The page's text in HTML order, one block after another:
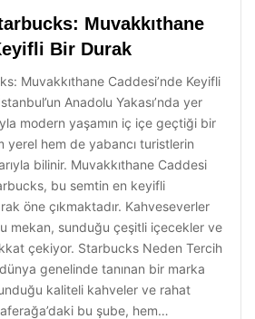
Muvakkıthane
Bir Durak
Muvakkıthane Caddesi’nde Keyifli
Anadolu Yakası’nda yer
modern yaşamın iç içe geçtiği bir
yerel hem de yabancı turistlerin
bilinir. Muvakkıthane Caddesi
bu semtin en keyifli
öne çıkmaktadır. Kahveseverler
mekan, sunduğu çeşitli içecekler ve
çekiyor. Starbucks Neden Tercih
genelinde tanınan bir marka
kaliteli kahveler ve rahat
bu şube, hem…